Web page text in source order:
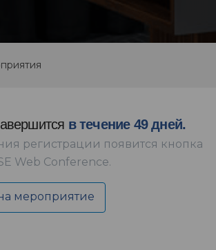
в течение 49 дней.
регистрации появится кнопка
Web Conference.
мероприятие